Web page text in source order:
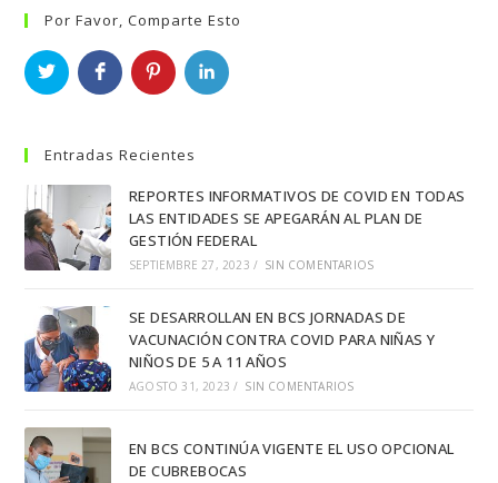
Por Favor, Comparte Esto
Entradas Recientes
REPORTES INFORMATIVOS DE COVID EN TODAS
LAS ENTIDADES SE APEGARÁN AL PLAN DE
GESTIÓN FEDERAL
SEPTIEMBRE 27, 2023 / SIN COMENTARIOS
SE DESARROLLAN EN BCS JORNADAS DE
VACUNACIÓN CONTRA COVID PARA NIÑAS Y
NIÑOS DE 5 A 11 AÑOS
AGOSTO 31, 2023 / SIN COMENTARIOS
EN BCS CONTINÚA VIGENTE EL USO OPCIONAL
DE CUBREBOCAS